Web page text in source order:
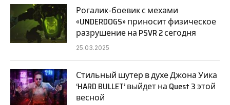
Рогалик-боевик с мехами
«UNDERDOGS» приносит физическое
разрушение на PSVR 2 сегодня
25.03.2025
Стильный шутер в духе Джона Уика
‘HARD BULLET’ выйдет на Quest 3 этой
весной